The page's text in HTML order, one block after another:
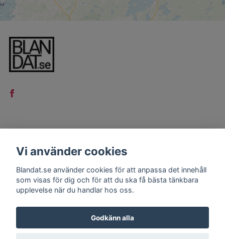
Kontakt
Köpvillkor
Vi använder cookies
Blandat.se använder cookies för att anpassa det innehåll
som visas för dig och för att du ska få bästa tänkbara
upplevelse när du handlar hos oss.
Godkänn alla